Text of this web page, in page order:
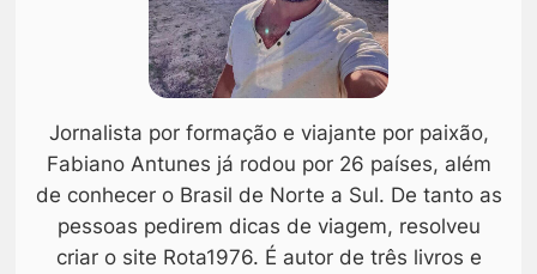
Jornalista por formação e viajante por paixão,
Fabiano Antunes já rodou por 26 países, além
de conhecer o Brasil de Norte a Sul. De tanto as
pessoas pedirem dicas de viagem, resolveu
criar o site Rota1976. É autor de três livros e